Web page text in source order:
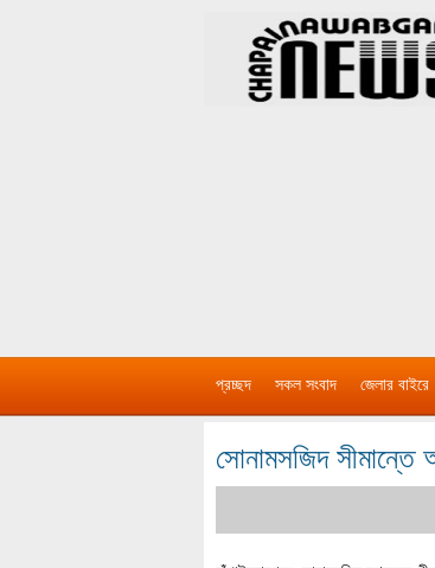
প্রচ্ছদ সকল সংবাদ জেলার বাইরে
সোনামসজিদ